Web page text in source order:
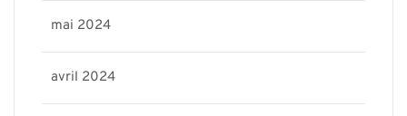
mai 2024
avril 2024